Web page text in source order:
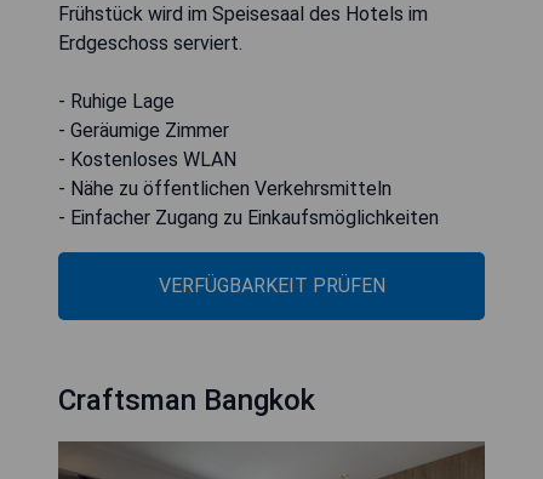
Frühstück wird im Speisesaal des Hotels im
Erdgeschoss serviert.
- Ruhige Lage
- Geräumige Zimmer
- Kostenloses WLAN
- Nähe zu öffentlichen Verkehrsmitteln
- Einfacher Zugang zu Einkaufsmöglichkeiten
VERFÜGBARKEIT PRÜFEN
Craftsman Bangkok